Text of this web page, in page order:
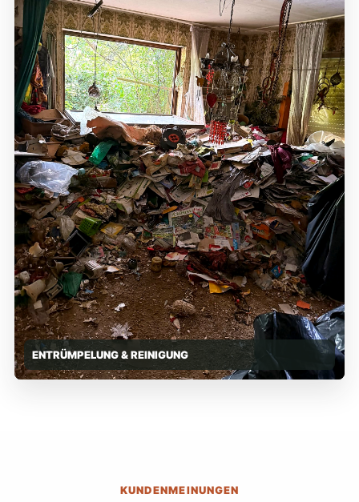
ENTRÜMPELUNG & REINIGUNG
KUNDENMEINUNGEN